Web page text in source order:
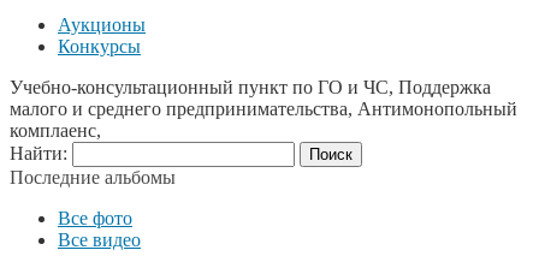
Аукционы
Конкурсы
Учебно-консультационный пункт по ГО и ЧС, Поддержка
малого и среднего предпринимательства, Антимонопольный
комплаенс,
Найти:
Последние альбомы
Все фото
Все видео